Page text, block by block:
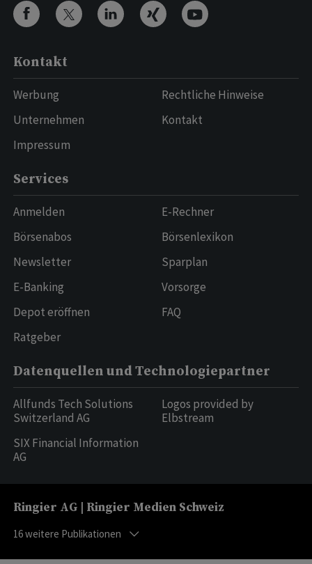
Kontakt
Werbung
Unternehmen
Impressum
Rechtliche Hinweise
Kontakt
Services
Anmelden
Börsenabos
Newsletter
E-Banking
Depot eröffnen
Ratgeber
E-Rechner
Börsenlexikon
Sparplan
Vorsorge
FAQ
Datenquellen und Technologiepartner
Allfunds Tech Solutions
Switzerland AG
SIX Financial Information
AG
Logos provided by
Elbstream
Ringier AG | Ringier Medien Schweiz
16weitere Publikationen